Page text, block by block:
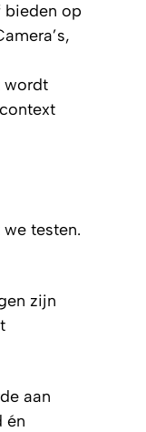
bieden op
wordt
testen.
zijn
aan
én